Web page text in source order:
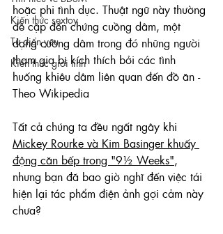
Kiến thức sextoy
Từ điển yêu
Kiến thức giới tính
hoặc phi tình dục. Thuật ngữ này thường
đề cập đến chứng cuồng dâm, một
dạng cuồng dâm trong đó những người
tham gia bị kích thích bởi các tình
huống khiêu dâm liên quan đến đồ ăn -
Theo Wikipedia
Tất cả chúng ta đều ngất ngây khi
Mickey Rourke và Kim Basinger khuấy
động căn bếp trong "9½ Weeks",
nhưng bạn đã bao giờ nghĩ đến việc tái
hiện lại tác phẩm điện ảnh gợi cảm này
chưa?